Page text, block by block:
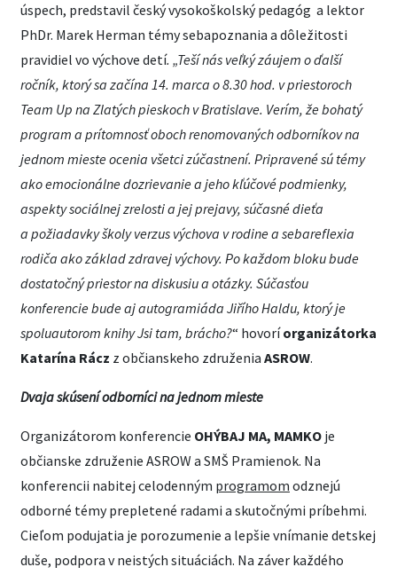
úspech, predstavil český vysokoškolský pedagóg a lektor
PhDr. Marek Herman témy sebapoznania a dôležitosti
pravidiel vo výchove detí. „Teší nás veľký záujem o ďalší
ročník, ktorý sa začína 14. marca o 8.30 hod. v priestoroch
Team Up na Zlatých pieskoch v Bratislave. Verím, že bohatý
program a prítomnosť oboch renomovaných odborníkov na
jednom mieste ocenia všetci zúčastnení. Pripravené sú témy
ako emocionálne dozrievanie a jeho kľúčové podmienky,
aspekty sociálnej zrelosti a jej prejavy, súčasné dieťa
a požiadavky školy verzus výchova v rodine a sebareflexia
rodiča ako základ zdravej výchovy. Po každom bloku bude
dostatočný priestor na diskusiu a otázky. Súčasťou
konferencie bude aj autogramiáda Jiřího Haldu, ktorý je
spoluautorom knihy Jsi tam, brácho?“ hovoríorganizátorka
Katarína Rácz z občianskeho združenia ASROW.
Dvaja skúsení odborníci na jednom mieste
Organizátorom konferencie OHÝBAJ MA, MAMKO je
občianske združenie ASROW a SMŠ Pramienok. Na
konferencii nabitej celodenným programom odznejú
odborné témy prepletené radami a skutočnými príbehmi.
Cieľom podujatia je porozumenie a lepšie vnímanie detskej
duše, podpora v neistých situáciách. Na záver každého